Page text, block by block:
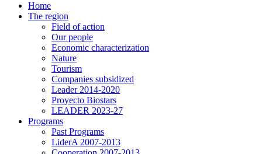
Home
The region
Field of action
Our people
Economic characterization
Nature
Tourism
Companies subsidized
Leader 2014-2020
Proyecto Biostars
LEADER 2023-27
Programs
Past Programs
LiderA 2007-2013